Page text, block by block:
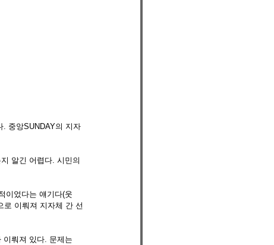
알긴 어렵다. 시민의
이었다는 얘기다(웃
로 이뤄져 지자체 간 선
뤄져 있다. 문제는